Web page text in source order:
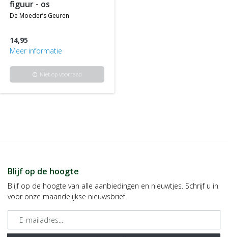
figuur - os
de moeder’s geuren
14,95
Meer informatie
info Niet op voorraad
Blijf op de hoogte
Blijf op de hoogte van alle aanbiedingen en nieuwtjes. Schrijf u in
voor onze maandelijkse nieuwsbrief.
E-mailadres